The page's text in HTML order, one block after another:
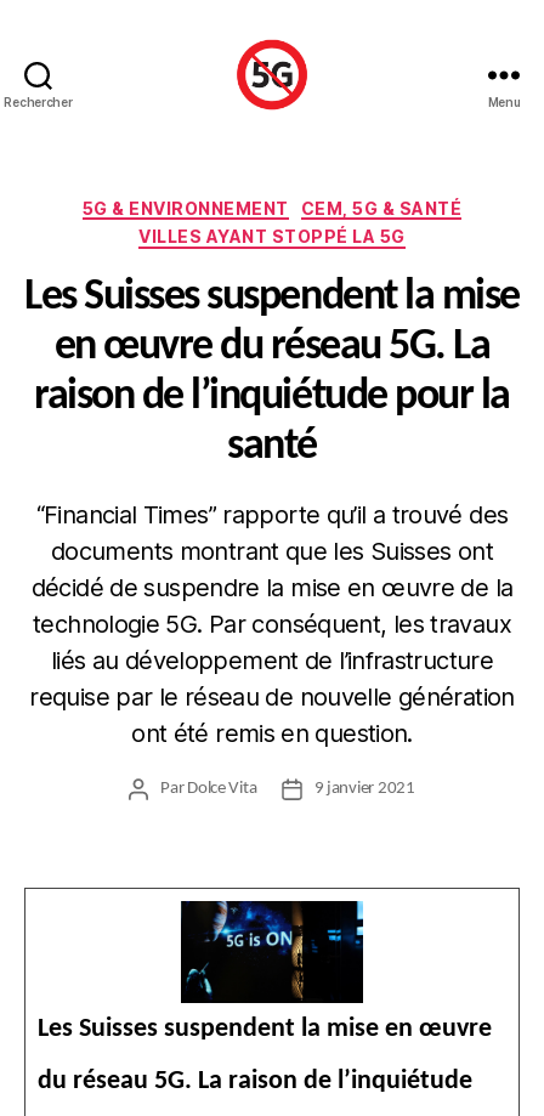
Rechercher Menu
Catégories
5G & ENVIRONNEMENT
CEM, 5G & SANTÉ
VILLES AYANT STOPPÉ LA 5G
Les Suisses suspendent la mise
en œuvre du réseau 5G. La
raison de l’inquiétude pour la
santé
“Financial Times” rapporte qu’il a trouvé des
documents montrant que les Suisses ont
décidé de suspendre la mise en œuvre de la
technologie 5G. Par conséquent, les travaux
liés au développement de l’infrastructure
requise par le réseau de nouvelle génération
ont été remis en question.
Auteur
Par Dolce Vita
Date9 janvier 2021
Les Suisses suspendent la mise en œuvre
du réseau 5G. La raison de l’inquiétude